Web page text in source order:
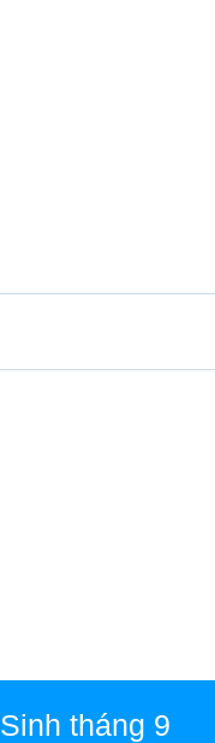
Sinh tháng 9